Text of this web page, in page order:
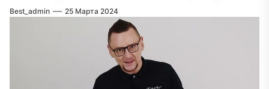
Best_admin 25 Марта 2024